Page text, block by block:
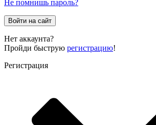
Не помнишь пароль?
Войти на сайт
Нет аккаунта?
Пройди быструю регистрацию!
Регистрация